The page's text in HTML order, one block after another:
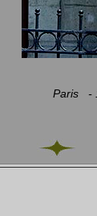
Paris -